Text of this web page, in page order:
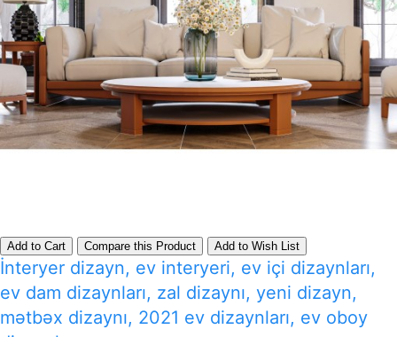
Add to Cart Compare this Product Add to Wish List
İnteryer dizayn, ev interyeri, ev içi dizaynları,
ev dam dizaynları, zal dizaynı, yeni dizayn,
mətbəx dizaynı, 2021 ev dizaynları, ev oboy